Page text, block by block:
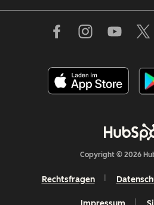
Copyright © 2026
Rechtsfragen